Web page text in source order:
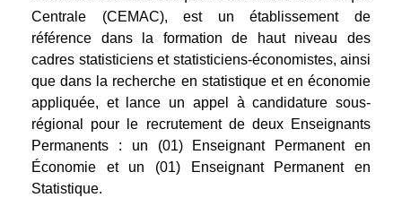
Centrale (CEMAC), est un établissement de
référence dans la formation de haut niveau des
cadres statisticiens et statisticiens-économistes, ainsi
que dans la recherche en statistique et en économie
appliquée, et lance un appel à candidature sous-
régional pour le recrutement de deux Enseignants
Permanents : un (01) Enseignant Permanent en
Économie et un (01) Enseignant Permanent en
Statistique.